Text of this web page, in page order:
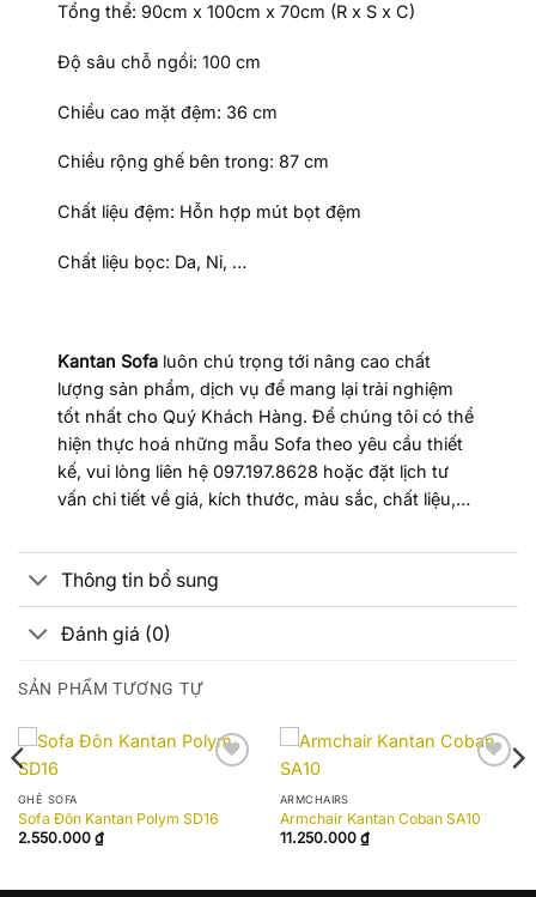
Tổng thể: 90cm x 100cm x 70cm (R x S x C)
Độ sâu chỗ ngồi: 100 cm
Chiều cao mặt đệm: 36 cm
Chiều rộng ghế bên trong: 87 cm
Chất liệu đệm: Hỗn hợp mút bọt đệm
Chất liệu bọc: Da, Nỉ, …
Kantan Sofa luôn chú trọng tới nâng cao chất
lượng sản phẩm, dịch vụ để mang lại trải nghiệm
tốt nhất cho Quý Khách Hàng. Để chúng tôi có thể
hiện thực hoá những mẫu Sofa theo yêu cầu thiết
kế, vui lòng liên hệ 097.197.8628 hoặc đặt lịch tư
vấn chi tiết về giá, kích thước, màu sắc, chất liệu,…
Thông tin bổ sung
Đánh giá (0)
SẢN PHẨM TƯƠNG TỰ
GHẾ SOFA
Sofa Đôn Kantan Polym SD16
2.550.000 ₫
ARMCHAIRS
Armchair Kantan Coban SA10
11.250.000 ₫